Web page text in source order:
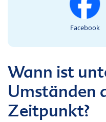
Facebook
Wann ist
Umständen
Zeitpunkt?